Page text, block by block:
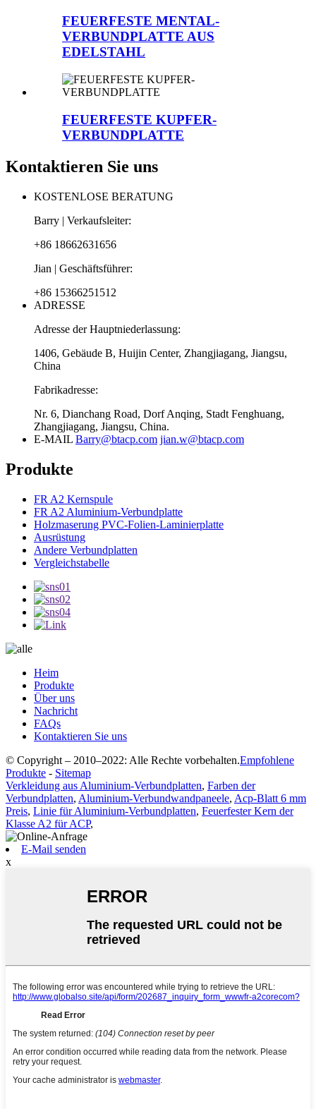
FEUERFESTE MENTAL-
VERBUNDPLATTE AUS
EDELSTAHL
FEUERFESTE KUPFER-
VERBUNDPLATTE
Kontaktieren Sie uns
KOSTENLOSE BERATUNG
Barry | Verkaufsleiter:
+86 18662631656
Jian | Geschäftsführer:
+86 15366251512
ADRESSE
Adresse der Hauptniederlassung:
1406, Gebäude B, Huijin Center, Zhangjiagang, Jiangsu,
China
Fabrikadresse:
Nr. 6, Dianchang Road, Dorf Anqing, Stadt Fenghuang,
Zhangjiagang, Jiangsu, China.
E-MAIL Barry@btacp.com jian.w@btacp.com
Produkte
FR A2 Kernspule
FR A2 Aluminium-Verbundplatte
Holzmaserung PVC-Folien-Laminierplatte
Ausrüstung
Andere Verbundplatten
Vergleichstabelle
Heim
Produkte
Über uns
Nachricht
FAQs
Kontaktieren Sie uns
© Copyright – 2010–2022: Alle Rechte vorbehalten.Empfohlene
Produkte - Sitemap
Verkleidung aus Aluminium-Verbundplatten, Farben der
Verbundplatten, Aluminium-Verbundwandpaneele, Acp-Blatt 6 mm
Preis, Linie für Aluminium-Verbundplatten, Feuerfester Kern der
Klasse A2 für ACP,
E-Mail senden
x